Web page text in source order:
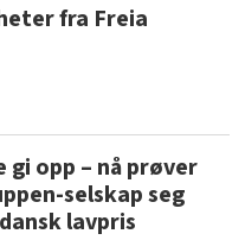
fra Freia
gi opp – nå prøver
selskap seg
lavpris